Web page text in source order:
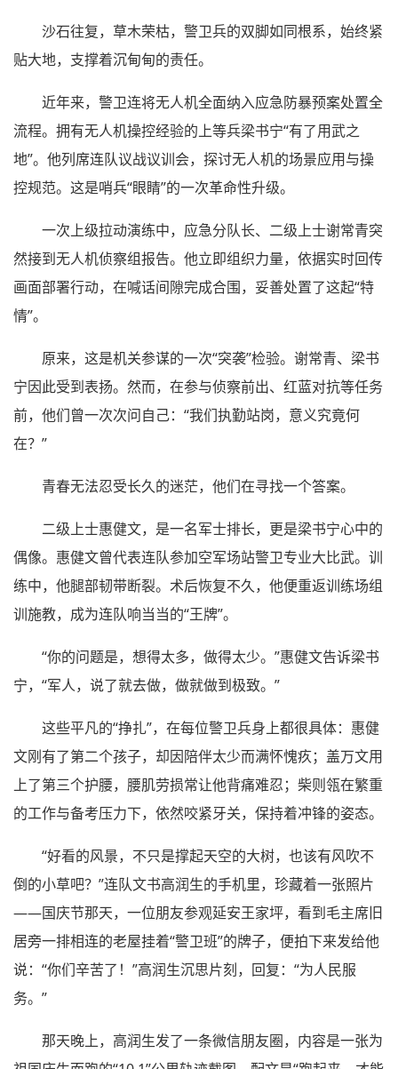
沙石往复，草木荣枯，警卫兵的双脚如同根系，始终紧
贴大地，支撑着沉甸甸的责任。
近年来，警卫连将无人机全面纳入应急防暴预案处置全
流程。拥有无人机操控经验的上等兵梁书宁“有了用武之
地”。他列席连队议战议训会，探讨无人机的场景应用与操
控规范。这是哨兵“眼睛”的一次革命性升级。
一次上级拉动演练中，应急分队长、二级上士谢常青突
然接到无人机侦察组报告。他立即组织力量，依据实时回传
画面部署行动，在喊话间隙完成合围，妥善处置了这起“特
情”。
原来，这是机关参谋的一次“突袭”检验。谢常青、梁书
宁因此受到表扬。然而，在参与侦察前出、红蓝对抗等任务
前，他们曾一次次问自己：“我们执勤站岗，意义究竟何
在？”
青春无法忍受长久的迷茫，他们在寻找一个答案。
二级上士惠健文，是一名军士排长，更是梁书宁心中的
偶像。惠健文曾代表连队参加空军场站警卫专业大比武。训
练中，他腿部韧带断裂。术后恢复不久，他便重返训练场组
训施教，成为连队响当当的“王牌”。
“你的问题是，想得太多，做得太少。”惠健文告诉梁书
宁，“军人，说了就去做，做就做到极致。”
这些平凡的“挣扎”，在每位警卫兵身上都很具体：惠健
文刚有了第二个孩子，却因陪伴太少而满怀愧疚；盖万文用
上了第三个护腰，腰肌劳损常让他背痛难忍；柴则瓴在繁重
的工作与备考压力下，依然咬紧牙关，保持着冲锋的姿态。
“好看的风景，不只是撑起天空的大树，也该有风吹不
倒的小草吧？”连队文书高润生的手机里，珍藏着一张照片
——国庆节那天，一位朋友参观延安王家坪，看到毛主席旧
居旁一排相连的老屋挂着“警卫班”的牌子，便拍下来发给他
说：“你们辛苦了！”高润生沉思片刻，回复：“为人民服
务。”
那天晚上，高润生发了一条微信朋友圈，内容是一张为